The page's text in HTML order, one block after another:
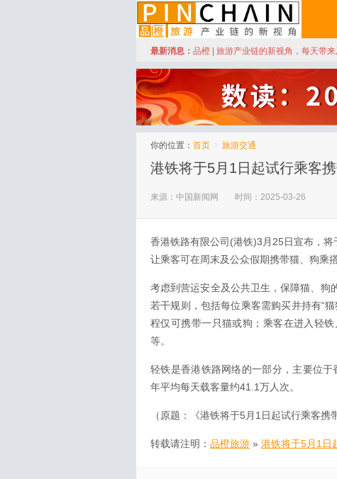
品橙旅游
最新消息： 品橙 | 旅游产业链的新视角，每天带
你的位置： 首页 > 旅游交通
港铁将于5月1日起试行乘客
来源：中国新闻网 时间：2025-03-26
香港铁路有限公司(港铁)3月25日宣布，将
让乘客可在周末及公众假期携带猫、狗乘搭
考虑到营运安全及公共卫生，保障猫、狗
若干规则，包括每位乘客需购买并持有“
程仅可携带一只猫或狗；乘客在进入轻
等。
轻铁是香港铁路网络的一部分，主要位
年平均每天载客量约41.1万人次。
（原题：《港铁将于5月1日起试行乘客携
转载请注明： 品橙旅游 » 港铁将于5月1日